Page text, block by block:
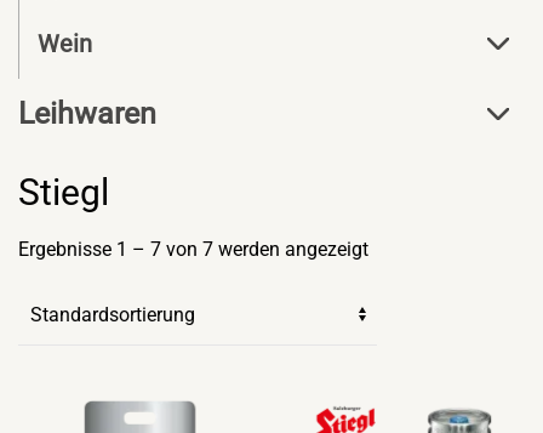
Wein
Leihwaren
Stiegl
Ergebnisse 1 – 7 von 7 werden angezeigt